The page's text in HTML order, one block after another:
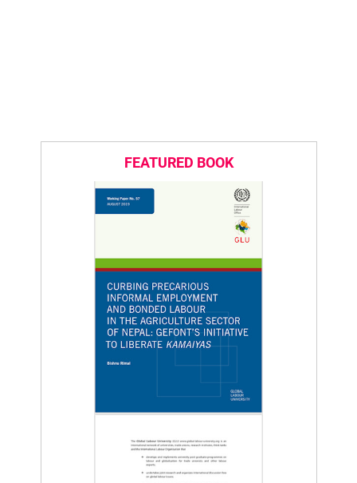
FEATURED BOOK